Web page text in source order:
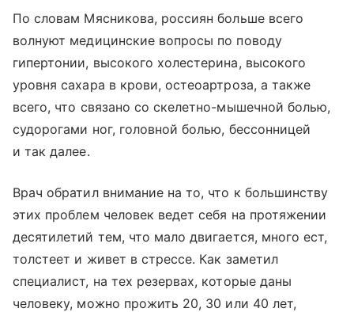
По словам Мясникова, россиян больше всего
волнуют медицинские вопросы по поводу
гипертонии, высокого холестерина, высокого
уровня сахара в крови, остеоартроза, а также
всего, что связано со скелетно-мышечной болью,
судорогами ног, головной болью, бессонницей
и так далее.
Врач обратил внимание на то, что к большинству
этих проблем человек ведет себя на протяжении
десятилетий тем, что мало двигается, много ест,
толстеет и живет в стрессе. Как заметил
специалист, на тех резервах, которые даны
человеку, можно прожить 20, 30 или 40 лет,